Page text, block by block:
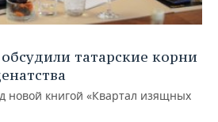
татарские корни
новой книгой «Квартал изящных